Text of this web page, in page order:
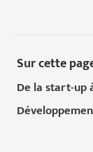
Sur cette
De la start-up